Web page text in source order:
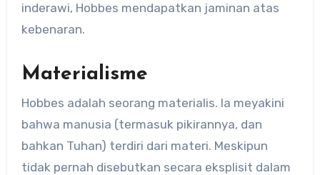
inderawi, Hobbes mendapatkan jaminan atas
kebenaran.
Materialisme
Hobbes adalah seorang materialis. Ia meyakini
bahwa manusia (termasuk pikirannya, dan
bahkan Tuhan) terdiri dari materi. Meskipun
tidak pernah disebutkan secara eksplisit dalam